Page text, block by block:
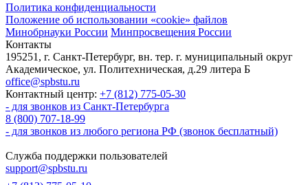
Политика конфиденциальности
Положение об использовании «cookie» файлов
Минобрнауки России Минпросвещения России
Контакты
195251, г. Санкт-Петербург, вн. тер. г. муниципальный округ
Академическое, ул. Политехническая, д.29 литера Б
office@spbstu.ru
Контактный центр: +7 (812) 775-05-30
- для звонков из Санкт-Петербурга
8 (800) 707-18-99
- для звонков из любого региона РФ (звонок бесплатный)
Служба поддержки пользователей
support@spbstu.ru